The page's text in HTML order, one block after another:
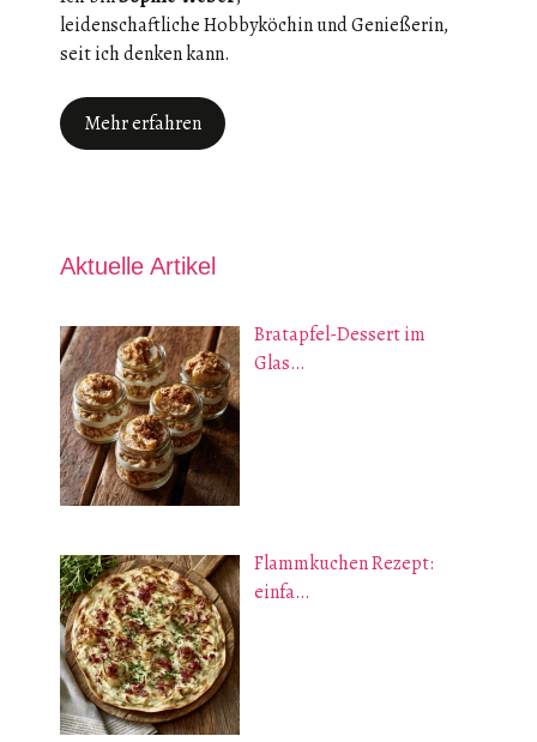
leidenschaftliche Hobbyköchin und Genießerin,
seit ich denken kann.
Mehr erfahren
Aktuelle Artikel
Bratapfel-Dessert im
Glas…
Flammkuchen Rezept:
einfa…